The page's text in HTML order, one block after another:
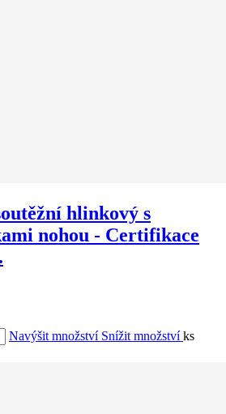
hlinkový s
nohou - Certifikace
Navýšit množství Snížit množstvíks